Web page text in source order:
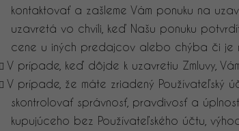
kontaktovať a zašleme Vám ponuku na
uzavretá vo chvíli, keď Našu ponuku
cene u iných predajcov alebo chýba či je
V prípade, keď dôjde k uzavretiu Zmluvy,
V prípade, že máte zriadený Používateľský
skontrolovať správnosť, pravdivosť a
kupujúceho bez Používateľského účtu,